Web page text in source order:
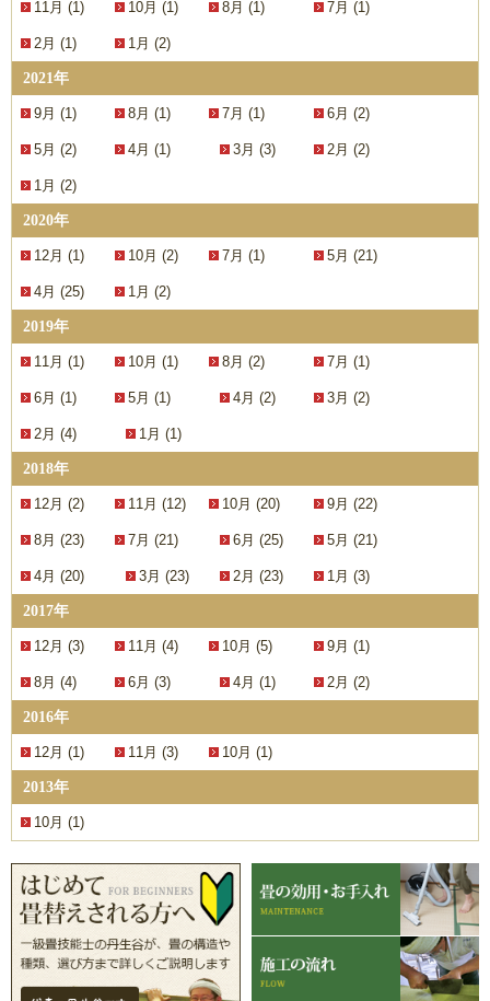
11月 (1) 10月 (1) 8月 (1) 7月 (1)
2月 (1) 1月 (2)
2021年
9月 (1) 8月 (1) 7月 (1) 6月 (2)
5月 (2) 4月 (1) 3月 (3) 2月 (2)
1月 (2)
2020年
12月 (1) 10月 (2) 7月 (1) 5月 (21)
4月 (25) 1月 (2)
2019年
11月 (1) 10月 (1) 8月 (2) 7月 (1)
6月 (1) 5月 (1) 4月 (2) 3月 (2)
2月 (4) 1月 (1)
2018年
12月 (2) 11月 (12) 10月 (20) 9月 (22)
8月 (23) 7月 (21) 6月 (25) 5月 (21)
4月 (20) 3月 (23) 2月 (23) 1月 (3)
2017年
12月 (3) 11月 (4) 10月 (5) 9月 (1)
8月 (4) 6月 (3) 4月 (1) 2月 (2)
2016年
12月 (1) 11月 (3) 10月 (1)
2013年
10月 (1)